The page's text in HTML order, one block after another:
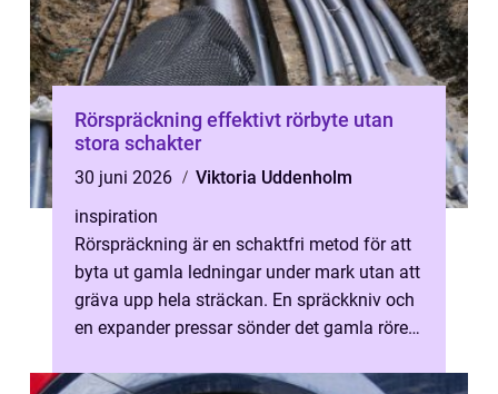
Rörspräckning effektivt rörbyte utan
stora schakter
30 juni 2026
Viktoria Uddenholm
inspiration
Rörspräckning är en schaktfri metod för att
byta ut gamla ledningar under mark utan att
gräva upp hela sträckan. En spräckkniv och
en expander pressar sönder det gamla röret,